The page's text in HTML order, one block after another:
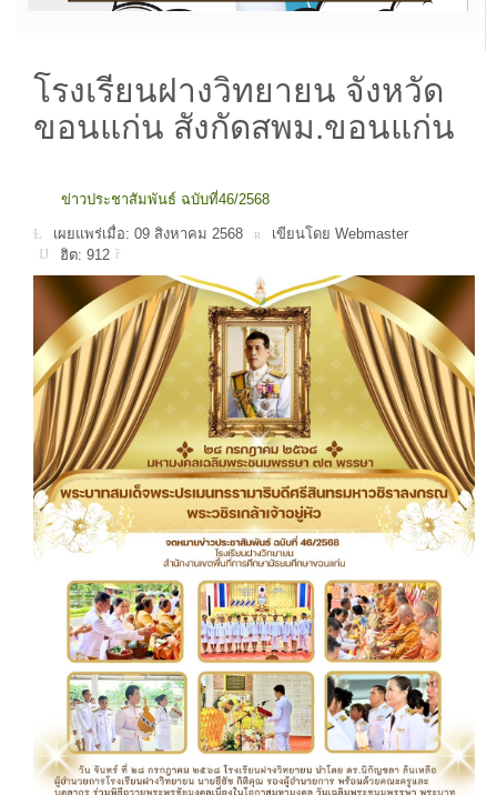
โรงเรียนฝางวิทยายน จังหวัด
ขอนแก่น สังกัดสพม.ขอนแก่น
ข่าวประชาสัมพันธ์ ฉบับที่46/2568
เผยแพร่เมื่อ: 09 สิงหาคม 2568
เขียนโดย Webmaster
ฮิต: 912